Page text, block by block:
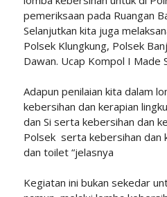
pemeriksaan pada Ruangan
Selanjutkan kita juga
Polsek Klungkung, Polsek
Dawan. Ucap Kompol I Made
Adapun penilaian kita dalam
kebersihan dan kerapian
dan Si serta kebersihan dan
Polsek serta kebersihan dan
dan toilet “jelasnya
Kegiatan ini bukan sekedar